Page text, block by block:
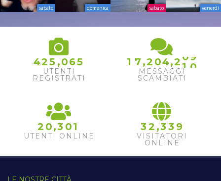
sabato domenica sabato venerdì
425 ,065
UTENTI
REGISTRATI
1 7 ,2 04,2 1 0
MESSAGGI
SCAMBIATI
2 0,3 01
UTENTI ONLINE
32 ,33 9
VISITATORI
ONLINE